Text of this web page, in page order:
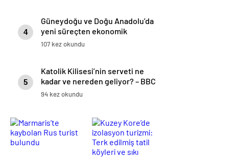
4
Güneydoğu ve Doğu Anadolu’da
yeni süreçten ekonomik
beklentiler ne? – BBC News
107 kez okundu
5
Katolik Kilisesi’nin serveti ne
kadar ve nereden geliyor? – BBC
News Türkçe
94 kez okundu